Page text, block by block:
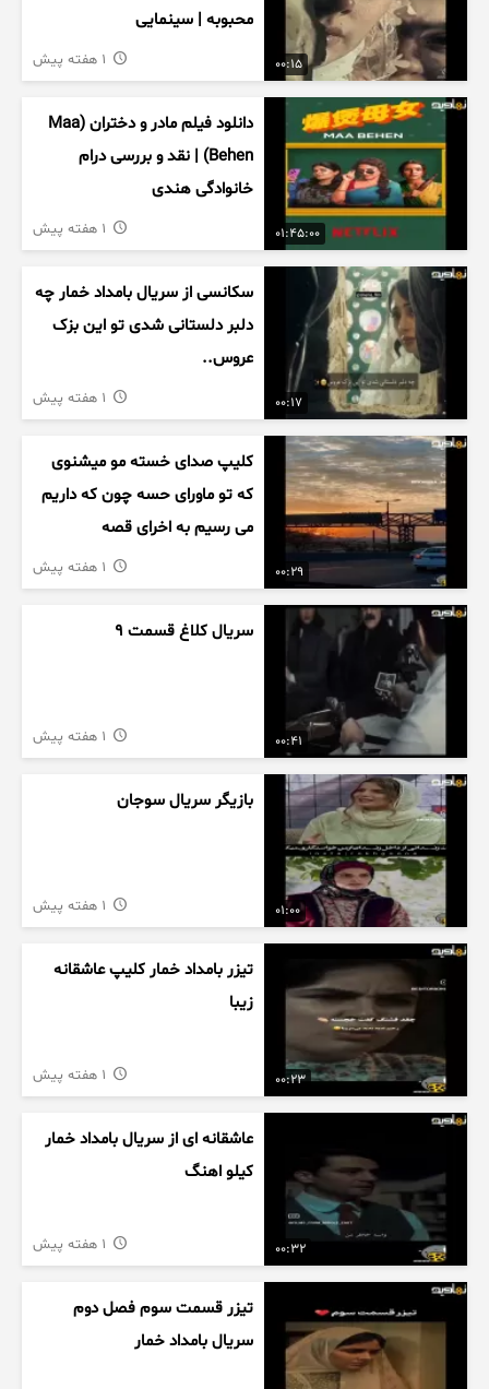
00:15
محبوبه | سینمایی
01:45:00
دانلود فیلم مادر و دختران (Maa
Behen) | نقد و بررسی درام
خانوادگی هندی
00:17
سکانسی از سریال بامداد خمار چه
دلبر دلستانی شدی تو این بزک
عروس..
00:29
کلیپ صدای خسته مو میشنوی
که تو ماورای حسه چون که داریم
می رسیم به اخرای قصه
00:41
سریال کلاغ قسمت 9
01:00
بازیگر سریال سوجان
00:23
تیزر بامداد خمار کلیپ عاشقانه
زیبا
00:32
عاشقانه ای از سریال بامداد خمار
کیلو اهنگ
تیزر قسمت سوم فصل دوم
سریال بامداد خمار